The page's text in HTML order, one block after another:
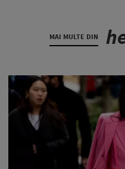
MAI MULTE DIN